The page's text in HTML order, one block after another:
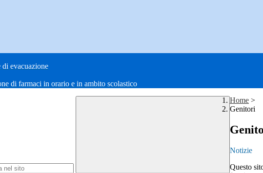
di evacuazione
di farmaci in orario e in ambito scolastico
Home >
Genitori
Notizie
Questo